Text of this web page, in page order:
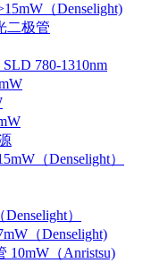
（Denselight)
二极管
780-1310nm
（Denselight）
）
（Denselight)
10mW（Anristsu)